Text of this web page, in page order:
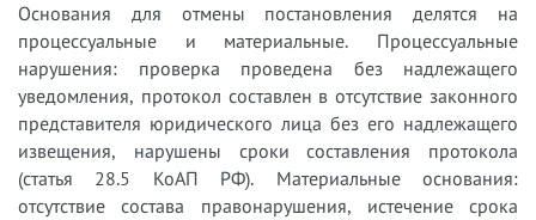
Основания для отмены постановления делятся на
процессуальные и материальные. Процессуальные
нарушения: проверка проведена без надлежащего
уведомления, протокол составлен в отсутствие законного
представителя юридического лица без его надлежащего
извещения, нарушены сроки составления протокола
(статья 28.5 КоАП РФ). Материальные основания:
отсутствие состава правонарушения, истечение срока